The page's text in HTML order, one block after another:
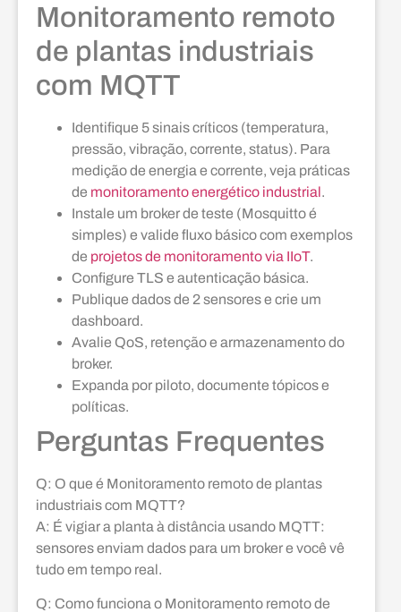
Monitoramento remoto
de plantas industriais
com MQTT
Identifique 5 sinais críticos (temperatura,
pressão, vibração, corrente, status). Para
medição de energia e corrente, veja práticas
de monitoramento energético industrial.
Instale um broker de teste (Mosquitto é
simples) e valide fluxo básico com exemplos
de projetos de monitoramento via IIoT.
Configure TLS e autenticação básica.
Publique dados de 2 sensores e crie um
dashboard.
Avalie QoS, retenção e armazenamento do
broker.
Expanda por piloto, documente tópicos e
políticas.
Perguntas Frequentes
Q: O que é Monitoramento remoto de plantas
industriais com MQTT?
A: É vigiar a planta à distância usando MQTT:
sensores enviam dados para um broker e você vê
tudo em tempo real.
Q: Como funciona o Monitoramento remoto de